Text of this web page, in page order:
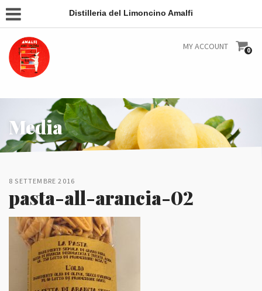
Distilleria del Limoncino Amalfi
MY ACCOUNT 0
Media
8 SETTEMBRE 2016
pasta-all-arancia-02